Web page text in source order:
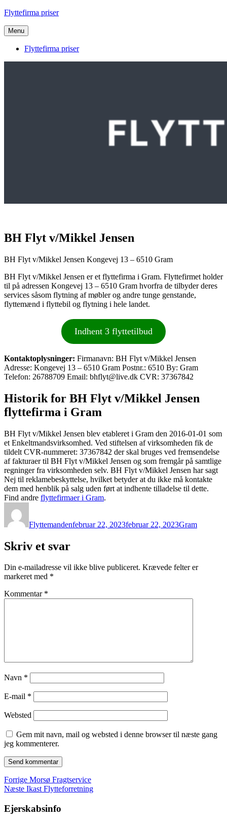
Videre
indhold
Flyttefirma priser
Menu
Flyttefirma priser
BH Flyt v/Mikkel Jensen
BH Flyt v/Mikkel Jensen Kongevej 13 – 6510 Gram
BH Flyt v/Mikkel Jensen er et flyttefirma i Gram. Flyttefirmet holder
til på adressen Kongevej 13 – 6510 Gram hvorfra de tilbyder deres
services såsom flytning af møbler og andre tunge genstande,
flyttemænd i flyttebil og flytning i hele landet.
Indhent 3 flyttetilbud
Kontaktoplysninger: Firmanavn: BH Flyt v/Mikkel Jensen
Adresse: Kongevej 13 – 6510 Gram Postnr.: 6510 By: Gram
Telefon: 26788709 Email: bhflyt@live.dk CVR: 37367842
Historik for BH Flyt v/Mikkel Jensen
flyttefirma i Gram
BH Flyt v/Mikkel Jensen blev etableret i Gram den 2016-01-01 som
et Enkeltmandsvirksomhed. Ved stiftelsen af virksomheden fik de
tildelt CVR-nummeret: 37367842 der skal bruges ved fremsendelse
af fakturaer til BH Flyt v/Mikkel Jensen og som fremgår på samtlige
regninger fra virksomheden selv. BH Flyt v/Mikkel Jensen har sagt
Nej til reklamebeskyttelse, hvilket betyder at du ikke må kontakte
dem med henblik på salg uden ført at indhente tilladelse til dette.
Find andre flyttefirmaer i Gram.
Flyttemandenfebruar 22, 2023februar 22, 2023Gram
Skriv et svar
Din e-mailadresse vil ikke blive publiceret. Krævede felter er
markeret med *
Kommentar *
Navn *
E-mail *
Websted
Gem mit navn, mail og websted i denne browser til næste gang
jeg kommenterer.
Indlægsnavigation
Forrige Forrige
indlæg:
Morsø Fragtservice
Næste Næste
Ikast Flytteforretning
Ejerskabsinfo